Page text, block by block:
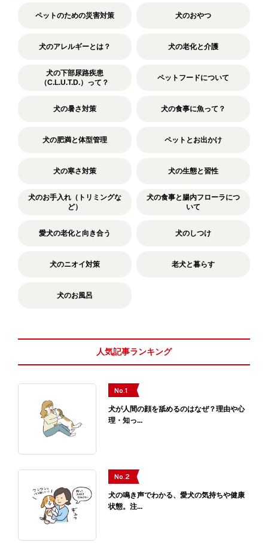
ペットのための災害対策 犬のおやつ
犬のアレルギーとは？ 犬の老化と介護
犬の下部尿路疾患
（C.L.U.T.D.）って？
ペットフードについて
犬の暑さ対策 犬の食事に魚って？
犬の肥満と体型管理 ペットとお出かけ
犬の寒さ対策 犬の生態と習性
犬のお手入れ（トリミングな
ど）
犬の食事と腸内フローラにつ
いて
愛犬の老化と向き合う 犬のしつけ
犬のニオイ対策 老犬と暮らす
犬のお風呂
人気記事ランキング
No.1
犬が人間の顔を舐めるのはなぜ？理由や心
理・知っ...
No.2
犬の鳴き声でわかる、愛犬の気持ちや健康
状態。注...